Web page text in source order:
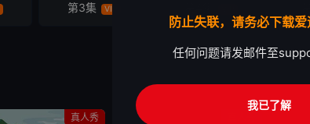
第3集 VIP
真人秀
防止失联，请务必下载
任何问题请发邮件至
我已了解